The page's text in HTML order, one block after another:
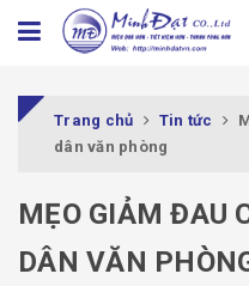
Trang chủ Tin tức
dân văn phòng
MẸO GIẢM ĐAU
DÂN VĂN